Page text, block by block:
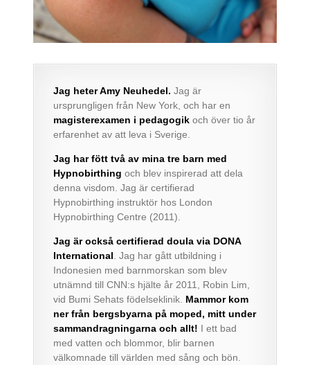
Jag heter Amy Neuhedel. Jag är
ursprungligen från New York, och har en
magisterexamen i pedagogikoch över tio år
erfarenhet av att leva i Sverige.
Jag har fött två av mina tre barn med
Hypnobirthing och blev inspirerad att dela
denna visdom. Jag är certifierad
Hypnobirthing instruktör hos London
Hypnobirthing Centre (2011).
Jag är också certifierad doula via DONA
International . Jag har gått utbildning i
Indonesien med barnmorskan som blev
utnämnd till CNN:s hjälte år 2011, Robin Lim,
vid Bumi Sehats födelseklinik. Mammor kom
ner från bergsbyarna på moped, mitt under
sammandragningarna och allt! I ett bad
med vatten och blommor, blir barnen
välkomnade till världen med sång och bön.